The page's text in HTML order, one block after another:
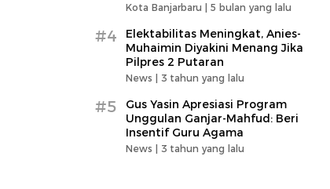
Kota Banjarbaru | 5 bulan yang lalu
#4
Elektabilitas Meningkat, Anies-
Muhaimin Diyakini Menang Jika
Pilpres 2 Putaran
News | 3 tahun yang lalu
#5
Gus Yasin Apresiasi Program
Unggulan Ganjar-Mahfud: Beri
Insentif Guru Agama
News | 3 tahun yang lalu